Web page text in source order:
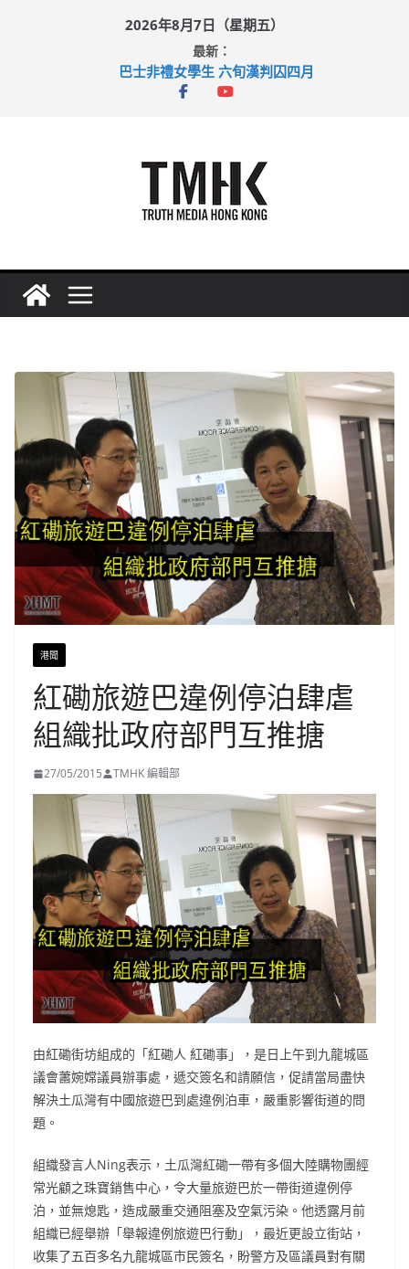
2026年8月7日（星期五）
最新：
巴士非禮女學生 六旬漢判囚四月
涉造假公屋富戶申報表 倉管員准保釋候訊
港聞
紅磡旅遊巴違例停泊肆虐
組織批政府部門互推搪
27/05/2015 TMHK 編輯部
由紅磡街坊組成的「紅磡人 紅磡事」，是日上午到九龍城區
議會蕭婉嫦議員辦事處，遞交簽名和請願信，促請當局盡快
解決土瓜灣有中國旅遊巴到處違例泊車，嚴重影響街道的問
題。
組織發言人Ning表示，土瓜灣紅磡一帶有多個大陸購物團經
常光顧之珠寶銷售中心，令大量旅遊巴於一帶街道違例停
泊，並無熄匙，造成嚴重交通阻塞及空氣污染。他透露月前
組織已經舉辦「舉報違例旅遊巴行動」，最近更設立街站，
收集了五百多名九龍城區市民簽名，盼警方及區議員對有關